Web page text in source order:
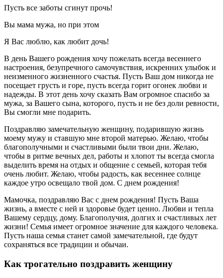
Пусть все заботы сгинут прочь!
Вы мама мужа, но при этом
Я Вас люблю, как любит дочь!
В день Вашего рождения хочу пожелать всегда весеннего
настроения, безупречного самочувствия, искренних улыбок и
неизменного жизненного счастья. Пусть Ваш дом никогда не
посещает грусть и горе, пусть всегда горит огонек любви и
надежды. В этот день хочу сказать Вам огромное спасибо за
мужа, за Вашего сына, которого, пусть и не без доли ревности,
Вы смогли мне подарить.
Поздравляю замечательную женщину, подарившую жизнь
моему мужу и ставшую мне второй матерью. Желаю, чтобы
благополучными и счастливыми были твои дни. Желаю,
чтобы в ритме вечных дел, работы и хлопот ты всегда смогла
выделить время на отдых и общение с семьей, которая тебя
очень любит. Желаю, чтобы радость, как весеннее солнце
каждое утро освещало твой дом. С днем рождения!
Мамочка, поздравляю Вас с днем рождения! Пусть Ваша
жизнь, а вместе с ней и здоровье будет ценно. Любви и тепла
Вашему сердцу, дому. Благополучия, долгих и счастливых лет
жизни! Семья имеет огромное значение для каждого человека.
Пусть наша семья станет самой замечательной, где будут
сохраняться все традиции и обычаи.
Как трогательно поздравить женщину